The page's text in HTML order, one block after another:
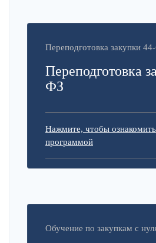
Переподготовка закупки
Переподготовка
ФЗ
Нажмите, чтобы
программой
Обучение по закупкам с